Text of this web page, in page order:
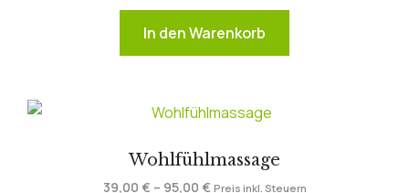
In den Warenkorb
Wohlfühlmassage
39,00 € – 95,00 € Preis inkl. Steuern